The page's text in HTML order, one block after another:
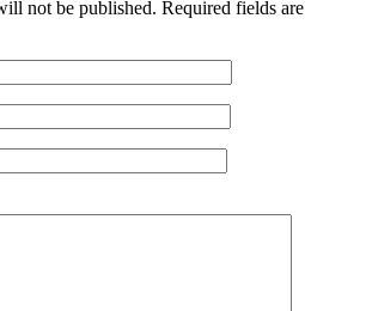
not be published. Required fields are